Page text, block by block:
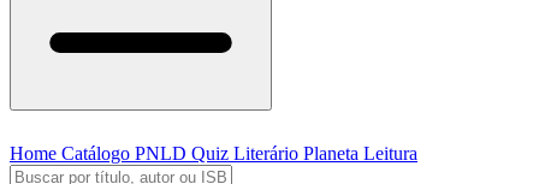
Home Catálogo PNLD Quiz Literário Planeta Leitura